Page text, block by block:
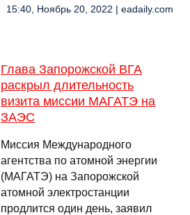
15:40, Ноябрь 20, 2022 | eadaily.com
Глава Запорожской ВГА
раскрыл длительность
визита миссии МАГАТЭ на
ЗАЭС
Миссия Международного
агентства по атомной энергии
(МАГАТЭ) на Запорожской
атомной электростанции
продлится один день, заявил